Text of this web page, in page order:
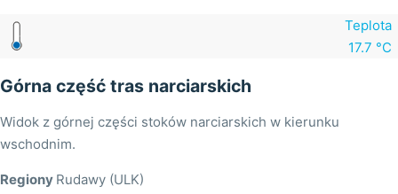
Teplota
17.7 °C
Górna część tras narciarskich
Widok z górnej części stoków narciarskich w kierunku
wschodnim.
Regiony Rudawy (ULK)